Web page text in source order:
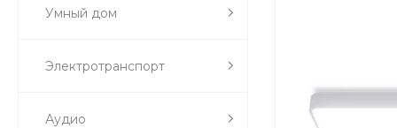
Умный дом
Электротранспорт
Аудио